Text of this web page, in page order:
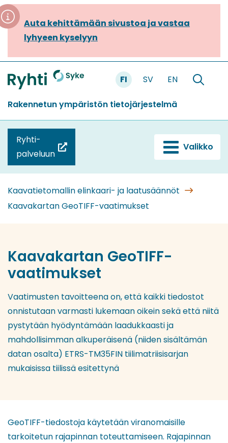
Siirry
sisältöönAuta kehittämään sivustoa ja vastaa
lyhyeen kyselyyn
Etusivu
FI SV EN
Hae
Rakennetun ympäristön tietojärjestelmä
Ryhti-
palveluun
(siirryt
toiseen
Valikko
Kaavatietomallin elinkaari- ja laatusäännöt
Kaavakartan GeoTIFF-vaatimukset
Kaavakartan GeoTIFF-
vaatimukset
Vaatimusten tavoitteena on, että kaikki tiedostot
onnistutaan varmasti lukemaan oikein sekä että niitä
pystytään hyödyntämään laadukkaasti ja
mahdollisimman alkuperäisenä (niiden sisältämän
datan osalta) ETRS-TM35FIN tiilimatriisisarjan
mukaisissa tiilissä esitettynä
GeoTIFF-tiedostoja käytetään viranomaisille
tarkoitetun rajapinnan toteuttamiseen. Rajapinnan